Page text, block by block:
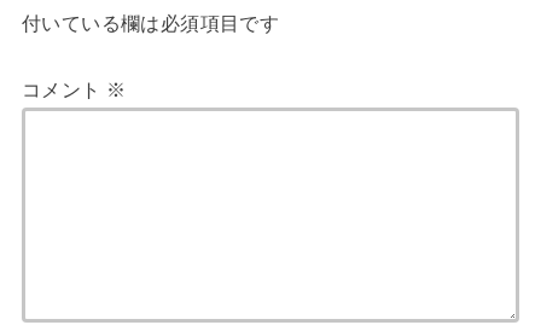
付いている欄は必須項目です
コメント ※